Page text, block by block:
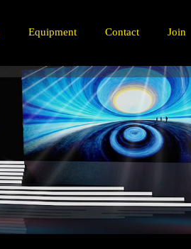
Equipment Contact Join